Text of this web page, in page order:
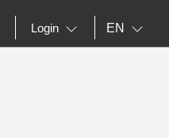
Login EN